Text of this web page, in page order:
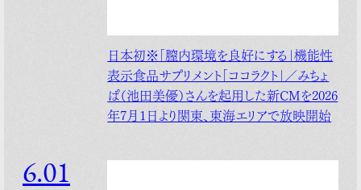
日本初※「膣内環境を良好にする」機能性
表示食品サプリメント「ココラクト」／みちょ
ぱ（池田美優）さんを起用した新CMを2026
年7月1日より関東、東海エリアで放映開始
6.01